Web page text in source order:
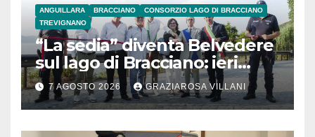
ANGUILLARA BRACCIANO
CONSORZIO LAGO DI BRACCIANO
TREVIGNANO
“La sedia” diventa Belvedere
sul lago di Bracciano: ieri
l’inaugurazione
7 AGOSTO 2026 GRAZIAROSA VILLANI